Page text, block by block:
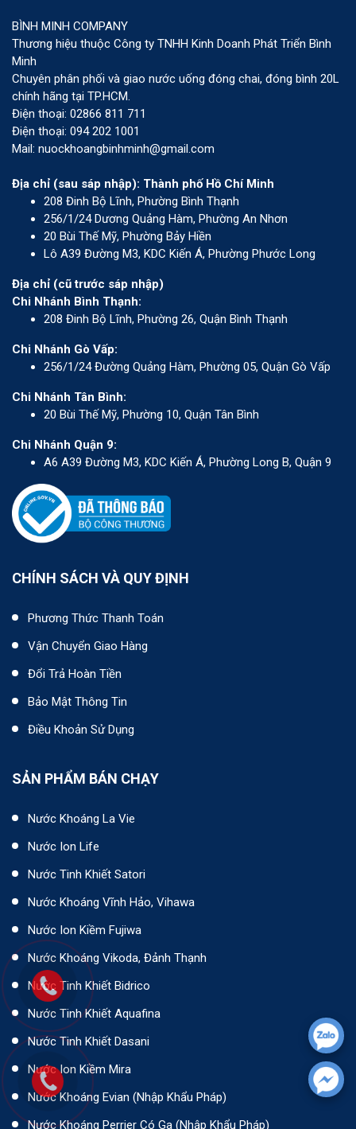
BÌNH MINH COMPANY
Thương hiệu thuộc Công ty TNHH Kinh Doanh Phát Triển Bình
Minh
Chuyên phân phối và giao nước uống đóng chai, đóng bình 20L
chính hãng tại TP.HCM.
Điện thoại: 02866 811 711
Điện thoại: 094 202 1001
Mail: nuockhoangbinhminh@gmail.com
Địa chỉ (sau sáp nhập): Thành phố Hồ Chí Minh
208 Đinh Bộ Lĩnh, Phường Bình Thạnh
256/1/24 Dương Quảng Hàm, Phường An Nhơn
20 Bùi Thế Mỹ, Phường Bảy Hiền
Lô A39 Đường M3, KDC Kiến Á, Phường Phước Long
Địa chỉ (cũ trước sáp nhập)
Chi Nhánh Bình Thạnh:
208 Đinh Bộ Lĩnh, Phường 26, Quận Bình Thạnh
Chi Nhánh Gò Vấp:
256/1/24 Đường Quảng Hàm, Phường 05, Quận Gò Vấp
Chi Nhánh Tân Bình:
20 Bùi Thế Mỹ, Phường 10, Quận Tân Bình
Chi Nhánh Quận 9:
A6 A39 Đường M3, KDC Kiến Á, Phường Long B, Quận 9
CHÍNH SÁCH VÀ QUY ĐỊNH
Phương Thức Thanh Toán
Vận Chuyển Giao Hàng
Đổi Trả Hoàn Tiền
Bảo Mật Thông Tin
Điều Khoản Sử Dụng
SẢN PHẨM BÁN CHẠY
Nước Khoáng La Vie
Nước Ion Life
Nước Tinh Khiết Satori
Nước Khoáng Vĩnh Hảo, Vihawa
Nước Ion Kiềm Fujiwa
Nước Khoáng Vikoda, Đảnh Thạnh
Nước Tinh Khiết Bidrico
Nước Tinh Khiết Aquafina
Nước Tinh Khiết Dasani
Nước Ion Kiềm Mira
Nước Khoáng Evian (Nhập Khẩu Pháp)
Nước Khoáng Perrier Có Ga (nhập Khẩu Pháp)